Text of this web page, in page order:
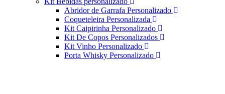
Abridor de Garrafa Personalizado
Coqueteleira Personalizada
Kit Caipirinha Personalizado
Kit De Copos Personalizados
Kit Vinho Personalizado
Porta Whisky Personalizado